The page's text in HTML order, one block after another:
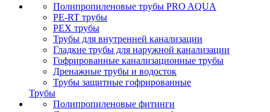
Полипропиленовые трубы PRO AQUA
PE-RT трубы
PEX трубы
Трубы для внутренней канализации
Гладкие трубы для наружной канализации
Гофрированные канализационные трубы
Дренажные трубы и водосток
Трубы защитные гофрированные
Трубы
Полипропиленовые фитинги